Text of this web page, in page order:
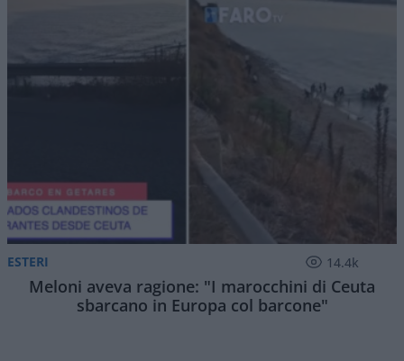
ESTERI 14.4k
Meloni aveva ragione: "I marocchini di Ceuta
sbarcano in Europa col barcone"